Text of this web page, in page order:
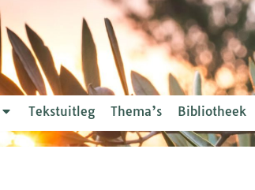
Tekstuitleg Thema’s Bibliotheek